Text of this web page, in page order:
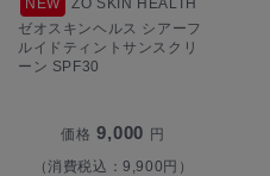
ゼオスキンヘルス シアーフ
ルイドティントサンスクリ
ーン SPF30
価格 9,000 円
（消費税込：9,900円）